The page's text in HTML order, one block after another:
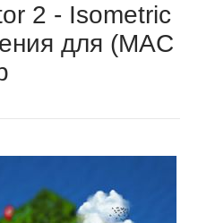
2 - Isometric
для (MAC